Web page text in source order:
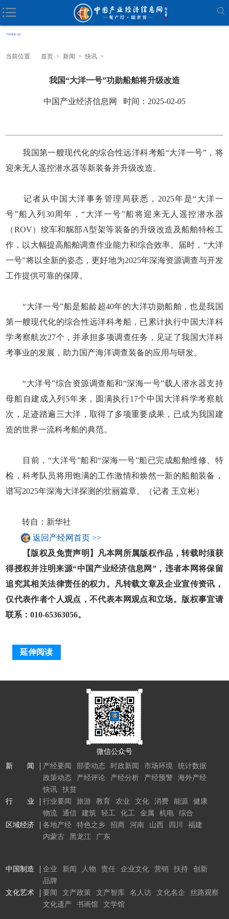
当前位置 首页 > 新闻 > 快讯 >
我国“大洋一号”功勋船舶将升级改造
中国产业经济信息网 时间：2025-02-05
我国第一艘现代化的综合性远洋科考船“大洋一号”，将
迎来无人遥控潜水器等新装备并升级改造。
记者从中国大洋事务管理局获悉，2025年是“大洋一
号”船入列30周年，“大洋一号”船将迎来无人遥控潜水器
（ROV）绞车和艉部A型架等装备的升级改造及船舶特检工
作，以大幅提高船舶调查作业能力和综合效率。届时，“大洋
一号”将以全新的姿态，更好地为2025年深海资源调查与开发
工作提供可靠的保障。
“大洋一号”船是船龄超40年的大洋功勋船舶，也是我国
第一艘现代化的综合性远洋科考船，已累计执行中国大洋科
学考察航次27个，并承担多项调查任务，见证了我国大洋科
考事业的发展，助力国产海洋调查装备的应用与研发。
“大洋号”综合资源调查船和“深海一号”载人潜水器支持
母船自建成入列5年来，圆满执行17个中国大洋科学考察航
次，足迹踏遍三大洋，取得了多项重要成果，已成为我国建
造的世界一流科考船的典范。
目前，“大洋号”船和“深海一号”船已完成船舶维修、特
检，科考队员将用饱满的工作激情和焕然一新的船舶装备，
谱写2025年深海大洋探测的壮丽篇章。（记者 王立彬）
转自：新华社
返回产经网首页 >>
【版权及免责声明】凡本网所属版权作品，转载时须获
得授权并注明来源“中国产业经济信息网”，违者本网将保留
追究其相关法律责任的权力。凡转载文章及企业宣传资讯，
仅代表作者个人观点，不代表本网观点和立场。版权事宜请
联系：010-65363056。
延伸阅读
微信公众号
新 闻
产经要闻 部委动态 时政新闻 市场环境
统计数据
政策动态
产经评论 产经分析 产经预警
海外产经
快讯
扶贫
行 业
行业要闻 旅游 教育 农业 文化 消费 能源
健康
物流
通信 建筑 轻工 化工 金属 机电
综合
区域经济
各地产经 特色之乡 招商 河南 山西 四川
福建
内蒙古
黑龙江 广东
中国制造 企业 新闻 人物 责任 企业文化 营销 扶持
创新
品牌
文化艺术
要闻 文产政策 文产智库 名人访 文化名企
丝路观察
文化遗产
书画馆 文学馆